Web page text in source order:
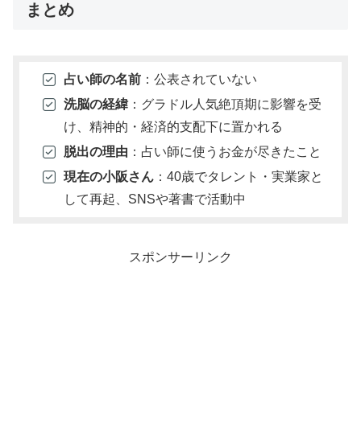
まとめ
占い師の名前：公表されていない
洗脳の経緯：グラドル人気絶頂期に影響を受
け、精神的・経済的支配下に置かれる
脱出の理由 ：占い師に使うお金が尽きたこと
現在の小阪さん：40歳でタレント・実業家と
して再起、SNSや著書で活動中
スポンサーリンク